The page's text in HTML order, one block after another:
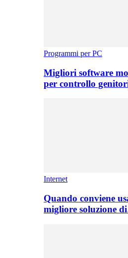
Programmi per PC
Migliori software
per controllo
Internet
Quando conviene
migliore soluzione